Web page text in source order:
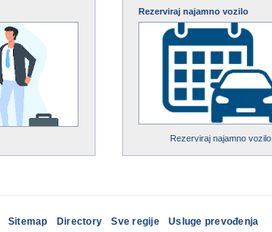
Rezerviraj najamno vozilo
Rezerviraj najamno vozilo
Sitemap Directory Sve regije Usluge prevođenja